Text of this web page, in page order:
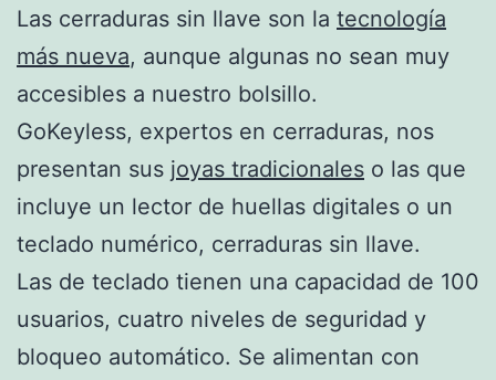
Las cerraduras sin llave son la tecnología
más nueva, aunque algunas no sean muy
accesibles a nuestro bolsillo.
GoKeyless, expertos en cerraduras, nos
presentan sus joyas tradicionales o las que
incluye un lector de huellas digitales o un
teclado numérico, cerraduras sin llave.
Las de teclado tienen una capacidad de 100
usuarios, cuatro niveles de seguridad y
bloqueo automático. Se alimentan con